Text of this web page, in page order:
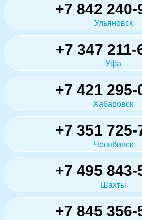
+7 842 240-
Ульяновск
+7 347 211-
Уфа
+7 421 295-
Хабаровск
+7 351 725-
Челябинск
+7 495 843-
Шахты
+7 845 356-